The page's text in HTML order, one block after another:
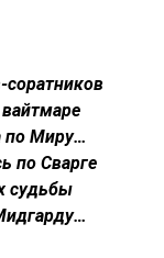
соратников
по Миру…
по Сварге
судьбы